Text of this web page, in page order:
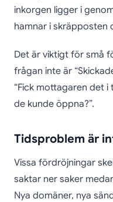
inkorgen ligger i
hamnar i skräpposten
Det är viktigt för små
frågan inte är
“Fick mottagaren det
de kunde öppna?”.
Tidsproblem är
Vissa fördröjningar
saktar ner saker
Nya domäner, nya